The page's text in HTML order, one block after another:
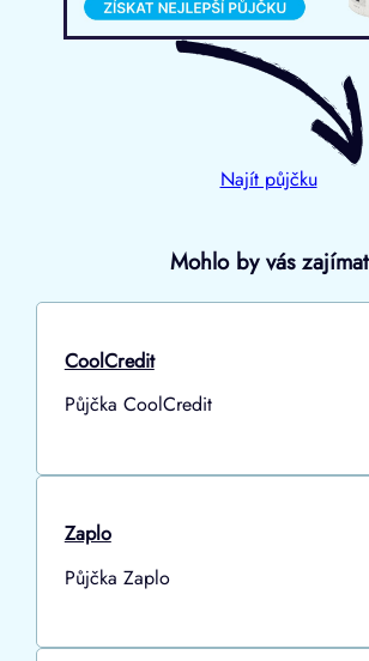
Najít půjčku
Mohlo by vás zajímat
CoolCredit
Půjčka CoolCredit
Zaplo
Půjčka Zaplo